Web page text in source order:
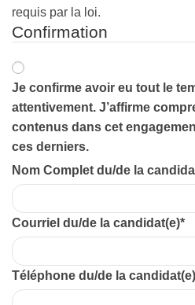
requis par la loi.
Confirmation
Je confirme avoir eu tout le
attentivement. J’affirme
contenus dans cet
ces derniers.
Nom Complet du/de la
Courriel du/de la candidat(e)*
Téléphone du/de la candidat(e)